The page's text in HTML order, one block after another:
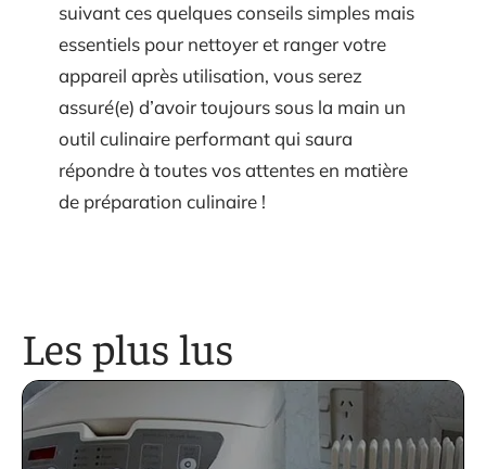
suivant ces quelques conseils simples mais
essentiels pour nettoyer et ranger votre
appareil après utilisation, vous serez
assuré(e) d’avoir toujours sous la main un
outil culinaire performant qui saura
répondre à toutes vos attentes en matière
de préparation culinaire !
Les plus lus